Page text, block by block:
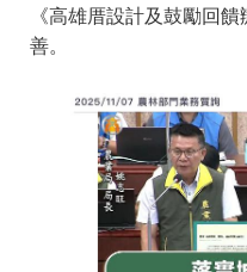
《高雄厝設計及鼓勵回
善。